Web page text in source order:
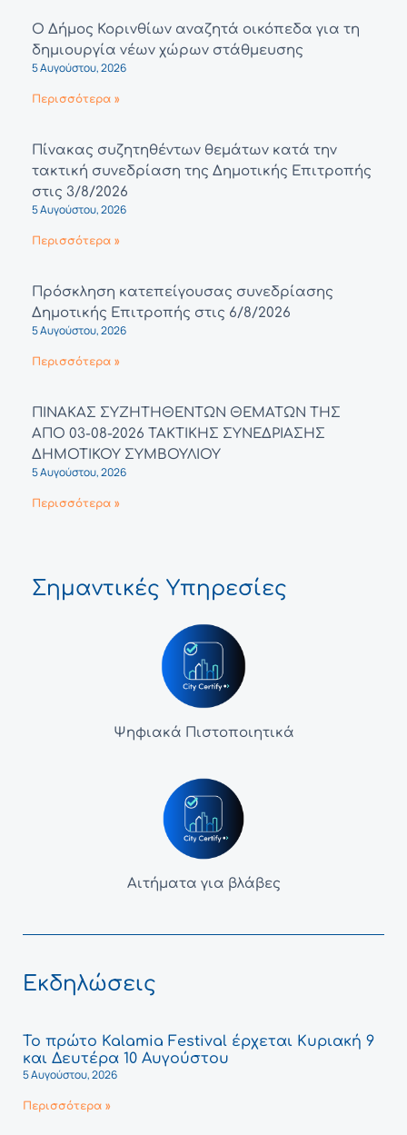
Ο Δήμος Κορινθίων αναζητά οικόπεδα για τη
δημιουργία νέων χώρων στάθμευσης
5 Αυγούστου, 2026
Περισσότερα »
Πίνακας συζητηθέντων θεμάτων κατά την
τακτική συνεδρίαση της Δημοτικής Επιτροπής
στις 3/8/2026
5 Αυγούστου, 2026
Περισσότερα »
Πρόσκληση κατεπείγουσας συνεδρίασης
Δημοτικής Επιτροπής στις 6/8/2026
5 Αυγούστου, 2026
Περισσότερα »
ΠΙΝΑΚΑΣ ΣΥΖΗΤΗΘΕΝΤΩΝ ΘΕΜΑΤΩΝ ΤΗΣ
ΑΠΟ 03-08-2026 ΤΑΚΤΙΚΗΣ ΣΥΝΕΔΡΙΑΣΗΣ
ΔΗΜΟΤΙΚΟΥ ΣΥΜΒΟΥΛΙΟΥ
5 Αυγούστου, 2026
Περισσότερα »
Σημαντικές Υπηρεσίες
Ψηφιακά Πιστοποιητικά
Αιτήματα για βλάβες
Εκδηλώσεις
Το πρώτο Kalamia Festival έρχεται Κυριακή 9
και Δευτέρα 10 Αυγούστου
5 Αυγούστου, 2026
Περισσότερα »